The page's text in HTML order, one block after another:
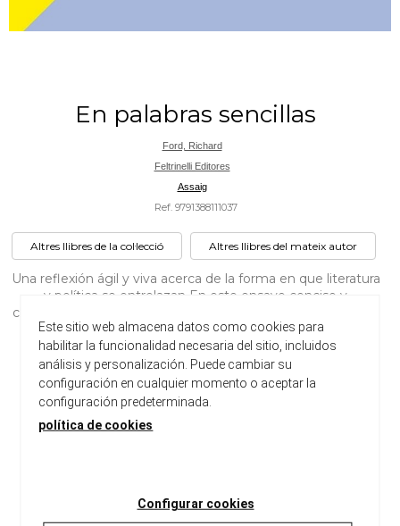
En palabras sencillas
Ford, Richard
Feltrinelli Editores
Assaig
Ref. 9791388111037
Altres llibres de la col·lecció Altres llibres del mateix autor
Una reflexión ágil y viva acerca de la forma en que literatura
y política se entrelazan En este ensayo conciso y
clarividente, Richard Ford enuncia algo que muchos de sus
lectores han intuido desde siempre en sus libros: que lo
artístico, lo ético, lo público y lo privado no son esferas
separadas, s...
Ancho:130 cm
Este sitio web almacena datos como cookies para
habilitar la funcionalidad necesaria del sitio, incluidos
análisis y personalización. Puede cambiar su
configuración en cualquier momento o aceptar la
configuración predeterminada.
política de cookies
Configurar cookies